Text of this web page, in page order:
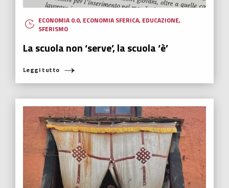
ECONOMIA 0.0, ECONOMIA SFERICA, EDUCAZIONE,
SFERISMO
La scuola non ‘serve’, la scuola ‘è’
Leggi tutto